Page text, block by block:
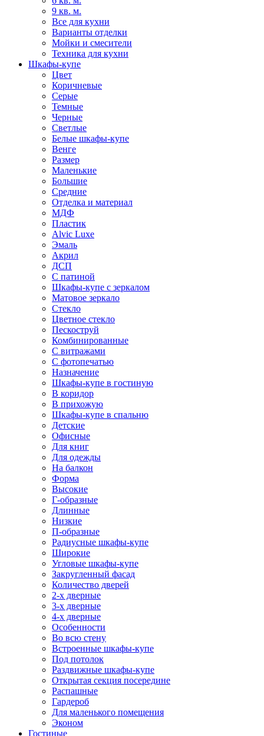
9 кв. м.
Все для кухни
Варианты отделки
Мойки и смесители
Техника для кухни
Шкафы-купе
Цвет
Коричневые
Серые
Темные
Черные
Светлые
Белые шкафы-купе
Венге
Размер
Маленькие
Большие
Средние
Отделка и материал
МДФ
Пластик
Alvic Luxe
Эмаль
Акрил
ДСП
С патиной
Шкафы-купе с зеркалом
Матовое зеркало
Стекло
Цветное стекло
Пескоструй
Комбинированные
С витражами
С фотопечатью
Назначение
Шкафы-купе в гостиную
В коридор
В прихожую
Шкафы-купе в спальню
Детские
Офисные
Для книг
Для одежды
На балкон
Форма
Высокие
Г-образные
Длинные
Низкие
П-образные
Радиусные шкафы-купе
Широкие
Угловые шкафы-купе
Закругленный фасад
Количество дверей
2-х дверные
3-х дверные
4-х дверные
Особенности
Во всю стену
Встроенные шкафы-купе
Под потолок
Раздвижные шкафы-купе
Открытая секция посередине
Распашные
Гардероб
Для маленького помещения
Эконом
Гостиные